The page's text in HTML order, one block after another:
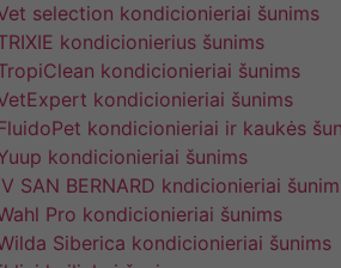
selection kondicionieriai šunims
kondicionierius šunims
kondicionieriai šunims
kondicionieriai šunims
kondicionieriai ir kaukės
kondicionieriai šunims
SAN BERNARD kndicionieriai
Pro kondicionieriai šunims
Siberica kondicionieriai šunims